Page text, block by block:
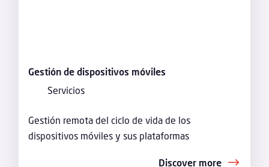
Gestión de dispositivos móviles
Servicios
Gestión remota del ciclo de vida de los
dispositivos móviles y sus plataformas
Discover more